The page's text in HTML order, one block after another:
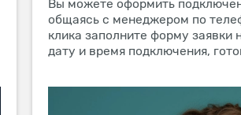
Вы можете оформить
общаясь с менеджером по
клика заполните форму заявки
дату и время подключения,